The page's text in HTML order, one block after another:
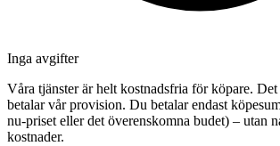
Inga avgifter
Våra tjänster är helt kostnadsfria för köpare. Det
betalar vår provision. Du betalar endast
nu-priset eller det överenskomna budet) – utan
kostnader.